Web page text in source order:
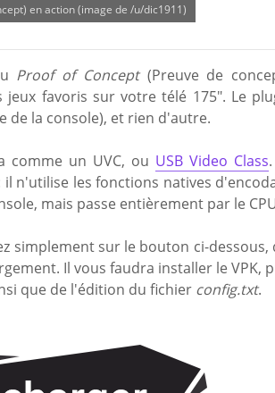
en action (image de /u/dic1911)
Proof of Concept(Preuve de
favoris sur votre télé 175". Le
de la console), et rien d'autre.
comme un UVC, ou USB Video Class
n'utilise les fonctions natives
mais passe entièrement par le
simplement sur le bouton ci-dessous,
Il vous faudra installer le VPK,
que de l'édition du fichier config.txt.